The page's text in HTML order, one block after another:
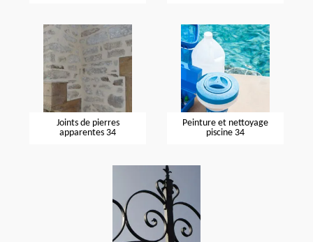
Joints de pierres
apparentes 34
Peinture et nettoyage
piscine 34